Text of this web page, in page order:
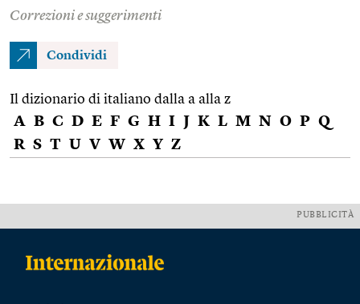
Correzioni e suggerimenti
Condividi
Il dizionario di italiano dalla a alla z
A B C D E F G H I J K L M N O P Q
R S T U V W X Y Z
PUBBLICITÀ